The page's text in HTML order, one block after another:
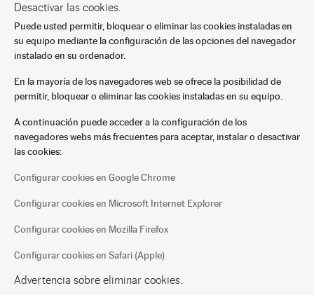
Desactivar las cookies.
Puede usted permitir, bloquear o eliminar las cookies instaladas en
su equipo mediante la configuración de las opciones del navegador
instalado en su ordenador.
En la mayoría de los navegadores web se ofrece la posibilidad de
permitir, bloquear o eliminar las cookies instaladas en su equipo.
A continuación puede acceder a la configuración de los
navegadores webs más frecuentes para aceptar, instalar o desactivar
las cookies:
Configurar cookies en Google Chrome
Configurar cookies en Microsoft Internet Explorer
Configurar cookies en Mozilla Firefox
Configurar cookies en Safari (Apple)
Advertencia sobre eliminar cookies.